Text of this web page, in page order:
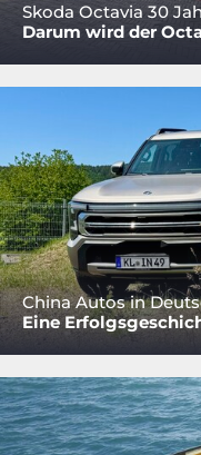
Skoda Octavia 30
Darum wird der
China Autos in
Eine